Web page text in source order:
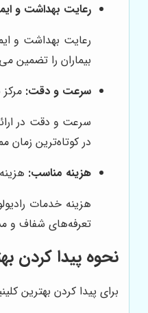
رعایت بهداشت و
رعایت بهداشت و
بیماران را تضمین
سرعت و دقت:
سرعت و دقت در
در کوتاه‌ترین زمان
هزینه مناسب:
هزینه خدمات
تعرفه‌های شفاف و
نحوه پیدا کردن
برای پیدا کردن بهترین